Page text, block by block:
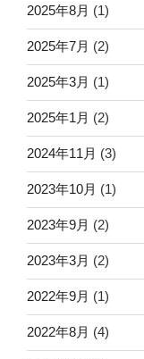
2025年8月 (1)
2025年7月 (2)
2025年3月 (1)
2025年1月 (2)
2024年11月 (3)
2023年10月 (1)
2023年9月 (2)
2023年3月 (2)
2022年9月 (1)
2022年8月 (4)